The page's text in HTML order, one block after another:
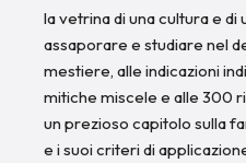
la vetrina di una cultura e di
assaporare e studiare nel
mestiere, alle indicazioni
mitiche miscele e alle 300
un prezioso capitolo sulla
e i suoi criteri di